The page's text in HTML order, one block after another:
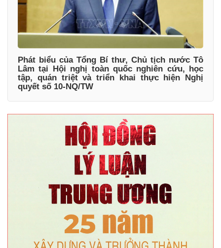
Phát biểu của Tổng Bí thư, Chủ tịch nước Tô
Lâm tại Hội nghị toàn quốc nghiên cứu, học
tập, quán triệt và triển khai thực hiện Nghị
quyết số 10-NQ/TW